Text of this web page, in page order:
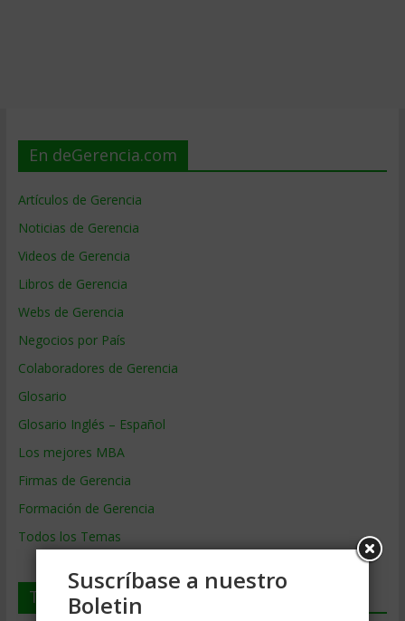
En deGerencia.com
Artículos de Gerencia
Noticias de Gerencia
Videos de Gerencia
Libros de Gerencia
Webs de Gerencia
Negocios por País
Colaboradores de Gerencia
Glosario
Glosario Inglés – Español
Los mejores MBA
Firmas de Gerencia
Formación de Gerencia
Todos los Temas
Temas de Gerencia
Suscríbase a nuestro
Boletin